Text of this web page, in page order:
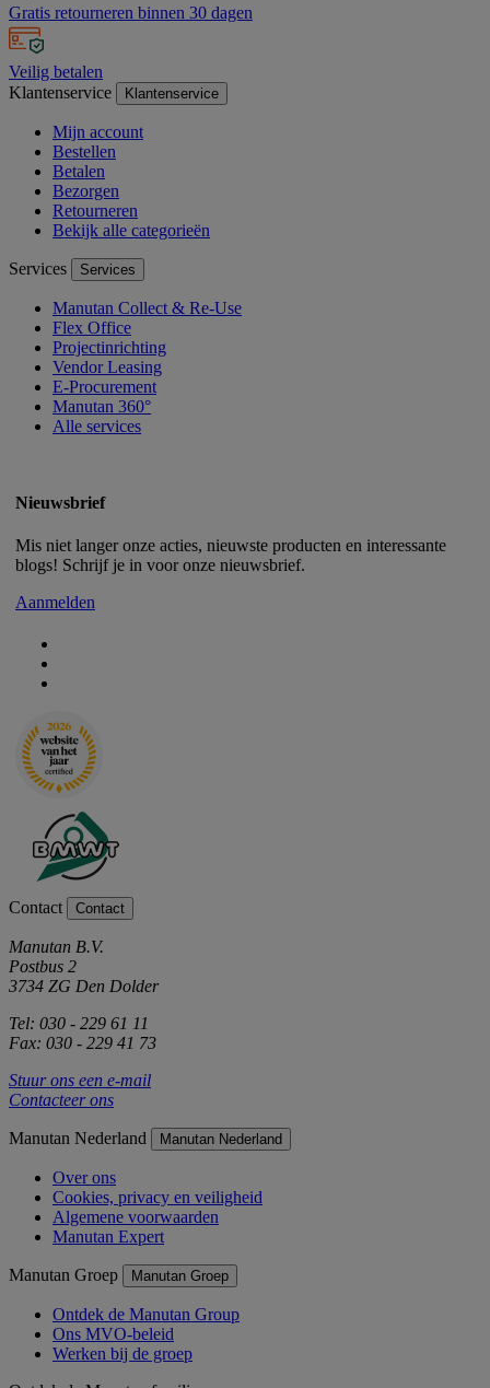
Gratis retourneren binnen 30 dagen
Veilig betalen
Klantenservice
Klantenservice
Mijn account
Bestellen
Betalen
Bezorgen
Retourneren
Bekijk alle categorieën
Services Services
Manutan Collect & Re-Use
Flex Office
Projectinrichting
Vendor Leasing
E-Procurement
Manutan 360°
Alle services
Nieuwsbrief
Mis niet langer onze acties, nieuwste producten en interessante
blogs! Schrijf je in voor onze nieuwsbrief.
Aanmelden
Contact Contact
Manutan B.V.
Postbus 2
3734 ZG Den Dolder
Tel: 030 - 229 61 11
Fax: 030 - 229 41 73
Stuur ons een e-mail
Contacteer ons
Manutan Nederland Manutan Nederland
Over ons
Cookies, privacy en veiligheid
Algemene voorwaarden
Manutan Expert
Manutan Groep Manutan Groep
Ontdek de Manutan Group
Ons MVO-beleid
Werken bij de groep